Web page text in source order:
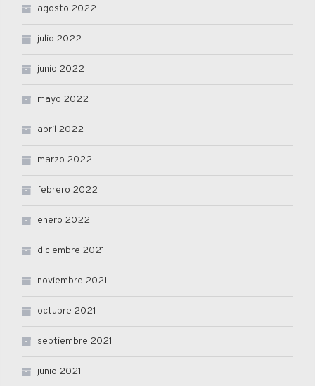
agosto 2022
julio 2022
junio 2022
mayo 2022
abril 2022
marzo 2022
febrero 2022
enero 2022
diciembre 2021
noviembre 2021
octubre 2021
septiembre 2021
junio 2021